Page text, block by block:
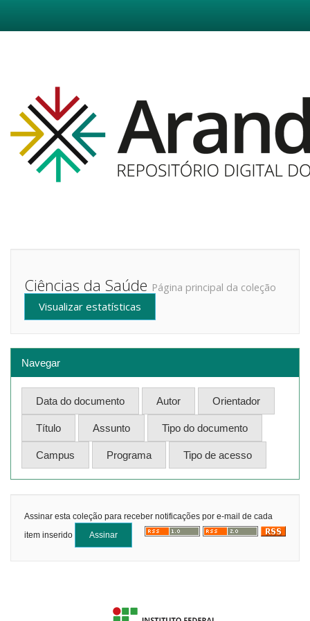
Ciências da Saúde Página principal da coleção
Visualizar estatísticas
Navegar
Assinar esta coleção para receber notificações por e-mail de cada
item inserido